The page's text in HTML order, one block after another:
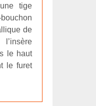
tige
de
le haut
le furet